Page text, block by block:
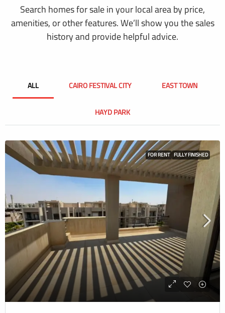
Search homes for sale in your local area by price,
amenities, or other features. We’ll show you the sales
history and provide helpful advice.
ALL CAIRO FESTIVAL CITY EAST TOWN
HAYD PARK
FOR RENT FULLY FINISHED